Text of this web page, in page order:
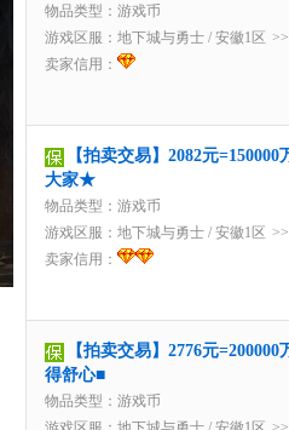
物品类型：游戏币
游戏区服： 地下城与勇士 / 安徽1区
卖家信用：
【拍卖交易】2082元
大家★
物品类型：游戏币
游戏区服： 地下城与勇士 / 安徽1区
卖家信用：
【拍卖交易】2776元
得舒心■
物品类型：游戏币